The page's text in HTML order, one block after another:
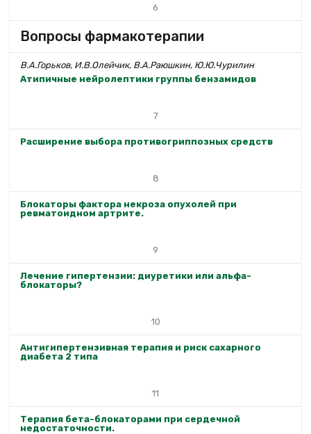
6
Вопросы фармакотерапии
В.А.Горьков, И.В.Олейчик, В.А.Раюшкин, Ю.Ю.Чурилин
Атипичные нейролептики группы бензамидов
7
Расширение выбора противогриппозных средств
8
Блокаторы фактора некроза опухолей при
ревматоидном артрите.
9
Лечение гипертензии: диуретики или альфа-
блокаторы?
10
Антигипертензивная терапия и риск сахарного
диабета 2 типа
11
Терапия бета-блокаторами при сердечной
недостаточности.